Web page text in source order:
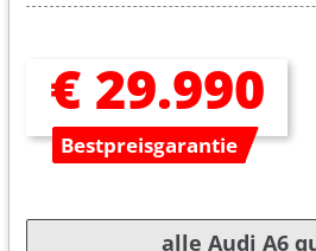
€ 29.990
Bestpreisgarantie
alle Audi A6